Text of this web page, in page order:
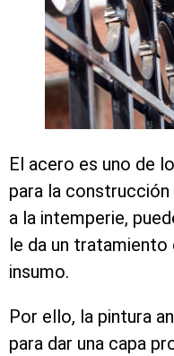
El acero es uno de
para la
a la intemperie,
le da un
insumo.
Por ello, la pintura
para dar una capa